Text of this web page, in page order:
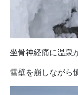
坐骨神経痛に温泉
雪壁を崩しながら